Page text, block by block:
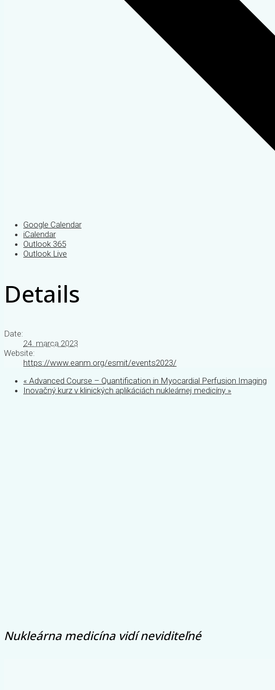
Google Calendar
iCalendar
Outlook 365
Outlook Live
Details
Date:
24. marca 2023
Website:
https://www.eanm.org/esmit/events2023/
« Advanced Course – Quantification in Myocardial Perfusion Imaging
Inovačný kurz v klinických aplikáciách nukleárnej medicíny »
Nukleárna medicína vidí neviditeľné